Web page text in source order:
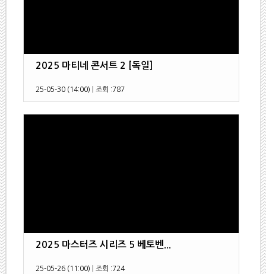
2025 마티네 콘서트 2 [독일]
25-05-30 (14:00) 조회 :787
2025 마스터즈 시리즈 5 베토벤...
25-05-26 (11:00) 조회 :724